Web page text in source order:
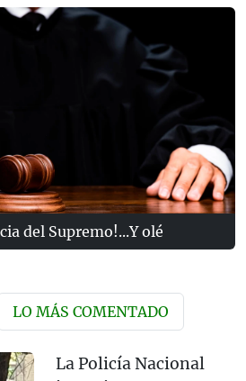
del Supremo!...Y olé
LO MÁS COMENTADO
La Policía Nacional